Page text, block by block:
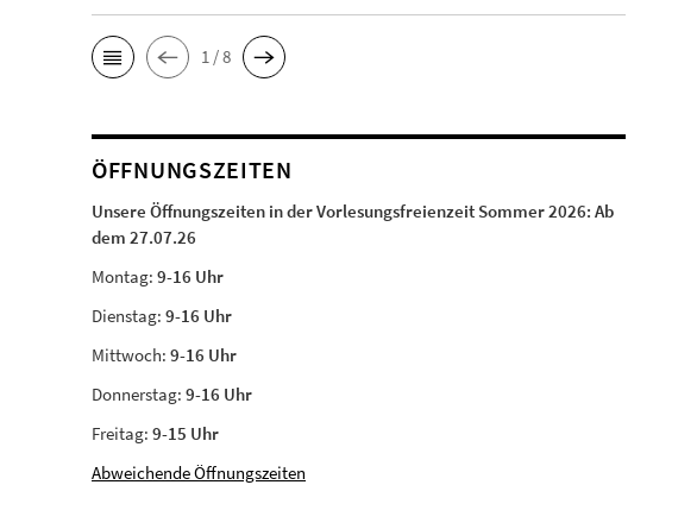
1 / 8
ÖFFNUNGSZEITEN
Unsere Öffnungszeiten in der Vorlesungsfreienzeit Sommer 2026:Ab
dem 27.07.26
Montag:9-16 Uhr
Dienstag:9-16 Uhr
Mittwoch:9-16 Uhr
Donnerstag:9-16 Uhr
Freitag:9-15 Uhr
Abweichende Öffnungszeiten